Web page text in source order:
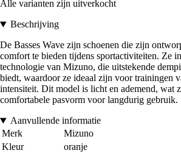
Alle varianten zijn uitverkocht
Beschrijving
De Basses Wave zijn schoenen die zijn
comfort te bieden tijdens sportactiviteiten. Ze
technologie van Mizuno, die uitstekende
biedt, waardoor ze ideaal zijn voor trainingen
intensiteit. Dit model is licht en ademend, wat
comfortabele pasvorm voor langdurig gebruik.
Aanvullende informatie
Merk
Mizuno
Kleur
oranje